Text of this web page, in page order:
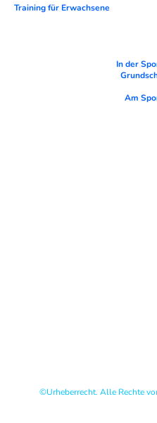
Training für Erwachsene
In der
Am
©Urheberrecht. Alle Rechte